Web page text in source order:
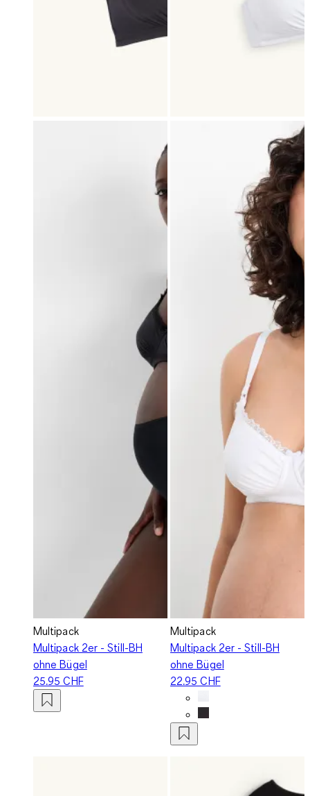
Multipack
Multipack 2er - Still-BH
ohne Bügel
25.95 CHF
Multipack
Multipack 2er - Still-BH
ohne Bügel
22.95 CHF